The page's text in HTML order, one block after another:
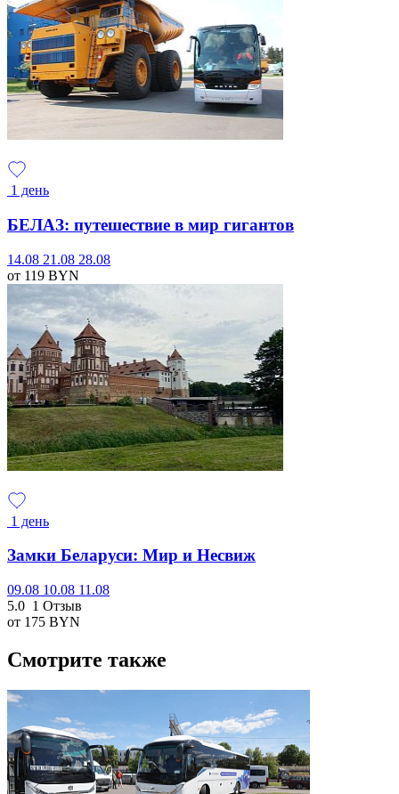
1 день
БЕЛАЗ: путешествие в мир гигантов
14.08 21.08 28.08
от 119 BYN
1 день
Замки Беларуси: Мир и Несвиж
09.08 10.08 11.08
5.0 1 Отзыв
от 175 BYN
Смотрите также